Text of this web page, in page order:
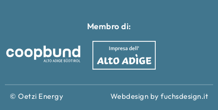
Membro di:
© Oetzi Energy Webdesign by fuchsdesign.it